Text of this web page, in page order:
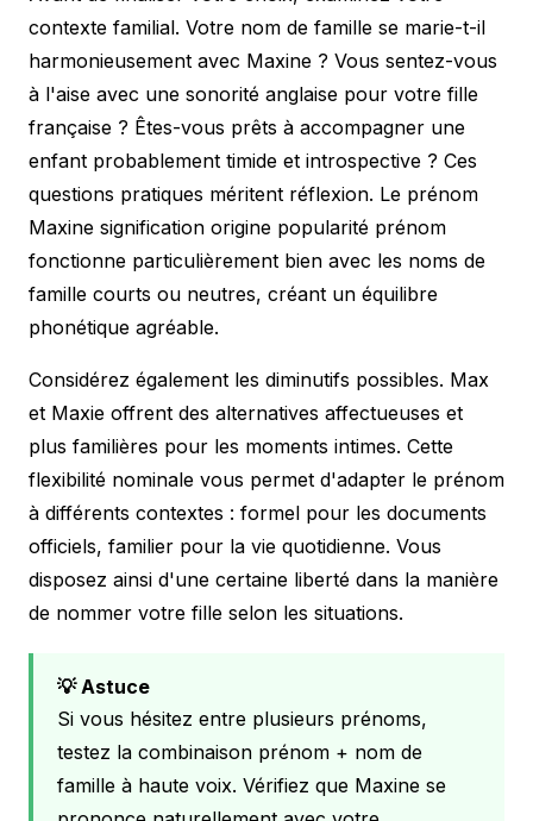
contexte familial. Votre nom de famille se marie-t-il
harmonieusement avec Maxine ? Vous sentez-vous
à l'aise avec une sonorité anglaise pour votre fille
française ? Êtes-vous prêts à accompagner une
enfant probablement timide et introspective ? Ces
questions pratiques méritent réflexion. Le prénom
Maxine signification origine popularité prénom
fonctionne particulièrement bien avec les noms de
famille courts ou neutres, créant un équilibre
phonétique agréable.
Considérez également les diminutifs possibles. Max
et Maxie offrent des alternatives affectueuses et
plus familières pour les moments intimes. Cette
flexibilité nominale vous permet d'adapter le prénom
à différents contextes : formel pour les documents
officiels, familier pour la vie quotidienne. Vous
disposez ainsi d'une certaine liberté dans la manière
de nommer votre fille selon les situations.
💡 Astuce
Si vous hésitez entre plusieurs prénoms,
testez la combinaison prénom + nom de
famille à haute voix. Vérifiez que Maxine se